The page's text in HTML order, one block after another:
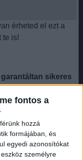
fontos a
hozzá
formájában, és
egyedi azonosítókat
személyre
érheted el ezt a
te is!
sikeres
csak szalmát
a talajt.